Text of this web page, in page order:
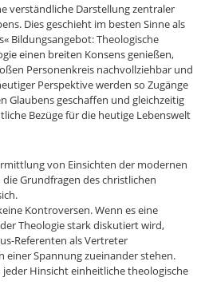
verständliche Darstellung zentraler
Dies geschieht im besten Sinne als
Bildungsangebot: Theologische
einen breiten Konsens genießen,
Personenkreis nachvollziehbar und
Perspektive werden so Zugänge
Glaubens geschaffen und gleichzeitig
Bezüge für die heutige Lebenswelt
von Einsichten der modernen
Grundfragen des christlichen
Kontroversen. Wenn es eine
Theologie stark diskutiert wird,
Referenten als Vertreter
einer Spannung zueinander stehen.
Hinsicht einheitliche theologische